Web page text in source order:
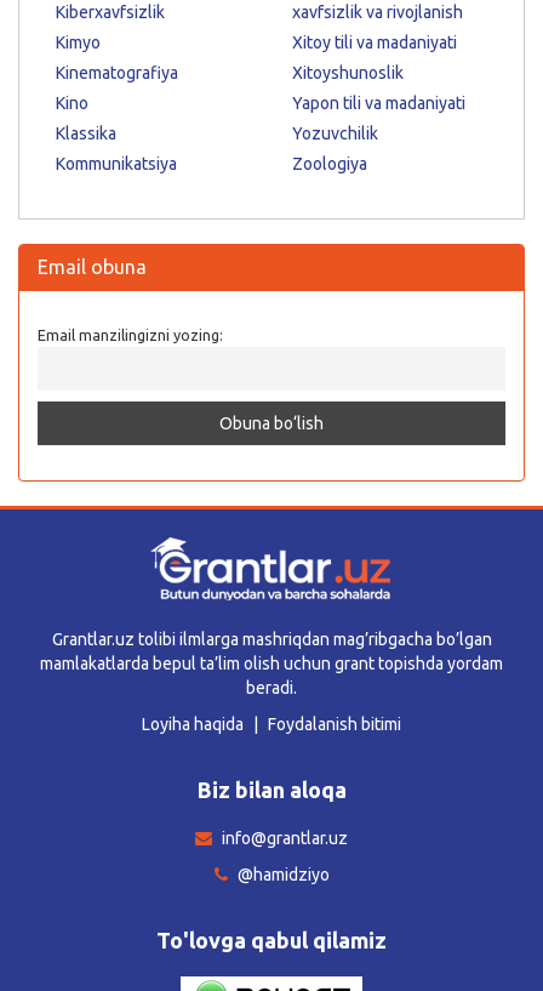
Kiberxavfsizlik
Kimyo
Kinematografiya
Kino
Klassika
Kommunikatsiya
xavfsizlik va rivojlanish
Xitoy tili va madaniyati
Xitoyshunoslik
Yapon tili va madaniyati
Yozuvchilik
Zoologiya
Email obuna
Email manzilingizni yozing:
Grantlar.uz tolibi ilmlarga mashriqdan mag’ribgacha bo’lgan
mamlakatlarda bepul ta’lim olish uchun grant topishda yordam
beradi.
Loyiha haqida
Foydalanish bitimi
Biz bilan aloqa
info@grantlar.uz
@hamidziyo
To'lovga qabul qilamiz